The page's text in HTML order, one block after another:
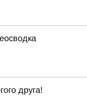
друга!